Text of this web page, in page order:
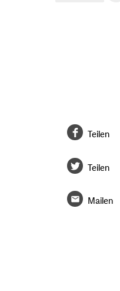
Teilen
Teilen
Mailen